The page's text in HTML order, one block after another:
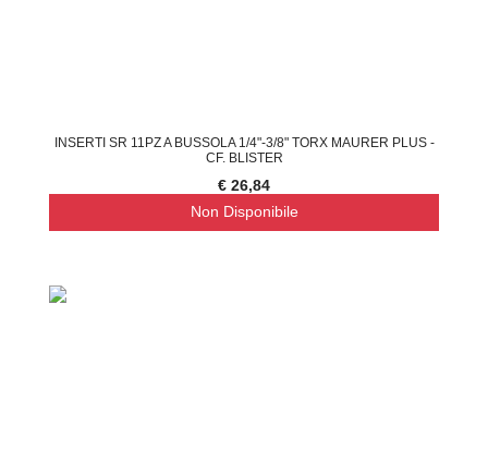
INSERTI SR 11PZ A BUSSOLA 1/4"-3/8" TORX MAURER PLUS -
CF. BLISTER
€ 26,84
Non Disponibile